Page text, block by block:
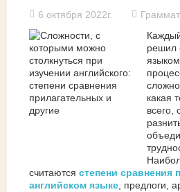
6 октября 2022г.
решил
какая
всего,
считаются степени сравнения
английском языке, предлоги,